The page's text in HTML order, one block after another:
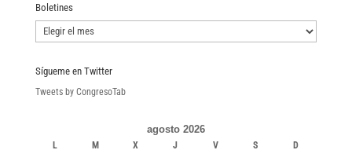
Boletines
Boletines
Sígueme en Twitter
Tweets by CongresoTab
agosto 2026
L M X J V S
D